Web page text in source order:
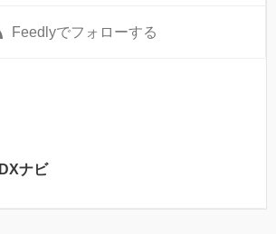
Feedlyでフォローする
ナビ